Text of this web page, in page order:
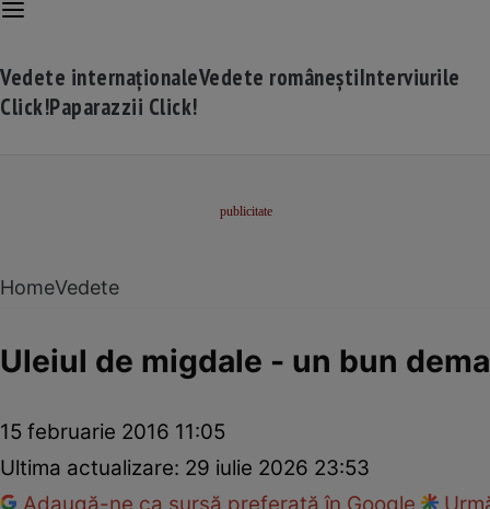
Vedete internaționaleVedete româneștiInterviurile
Click!Paparazzii Click!
HomeVedete
Uleiul de migdale - un bun
15 februarie 2016 11:05
Ultima actualizare: 29 iulie 2026 23:53